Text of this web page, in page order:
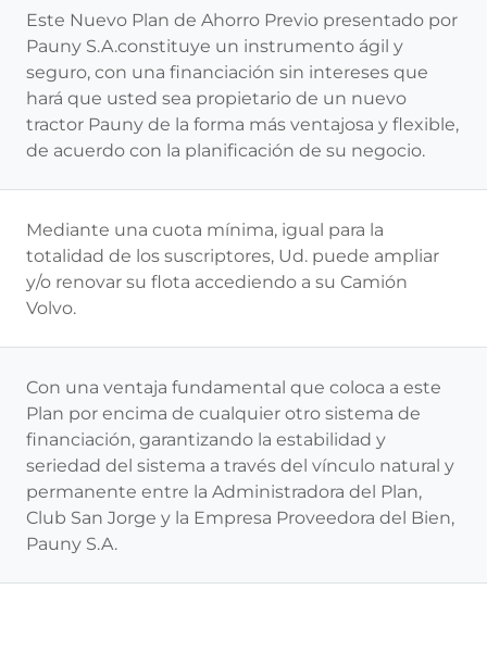
Este Nuevo Plan de Ahorro Previo presentado por
Pauny S.A.constituye un instrumento ágil y
seguro, con una financiación sin intereses que
hará que usted sea propietario de un nuevo
tractor Pauny de la forma más ventajosa y flexible,
de acuerdo con la planificación de su negocio.
Mediante una cuota mínima, igual para la
totalidad de los suscriptores, Ud. puede ampliar
y/o renovar su flota accediendo a su Camión
Volvo.
Con una ventaja fundamental que coloca a este
Plan por encima de cualquier otro sistema de
financiación, garantizando la estabilidad y
seriedad del sistema a través del vínculo natural y
permanente entre la Administradora del Plan,
Club San Jorge y la Empresa Proveedora del Bien,
Pauny S.A.